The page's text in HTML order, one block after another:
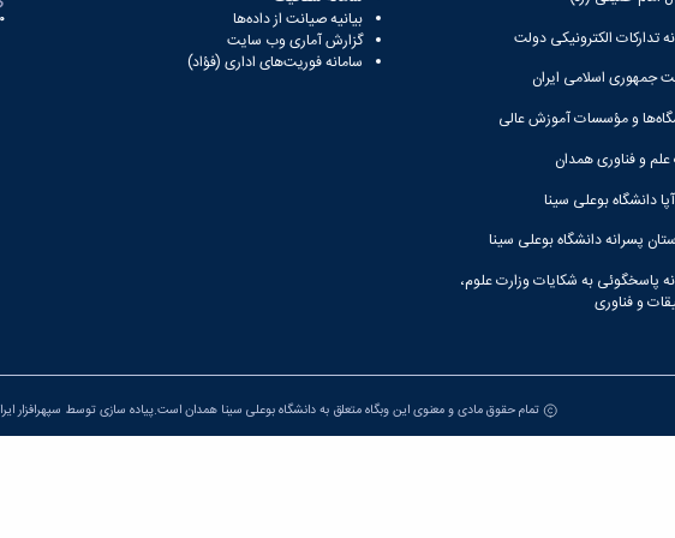
تدارکات الکترونیکی دولت
جمهوری اسلامی ایران
و مؤسسات آموزش عالی
علم و فناوری همدان
دانشگاه بوعلی سینا
پسرانه دانشگاه بوعلی سینا
پاسخگوئی به شکایات وزارت علوم،
و فناوری
بیانیه صیانت از داده‌ها
گزارش آماری وب‌ سایت
سامانه فوریت‌های اداری (فؤاد)
تمام حقوق مادی و معنوی این وبگاه متعلق به دانشگاه بوعلی سینا همدان است.پیاده سازی توسط سپهرافزار